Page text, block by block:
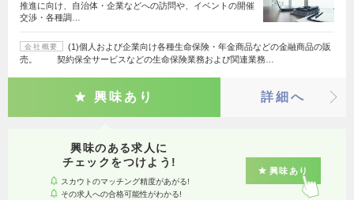
推進に向け、自治体・企業などへの訪問や、イベントの開催
交渉・各種調…
会社概要
(1)個人および企業向け各種生命保険・年金商品などの金融商品の販
売。 契約保全サービスなどの生命保険業務および関連業務…
興味あり 詳細へ
興味のある求人に
チェックをつけよう!
スカウトのマッチング精度があがる!
その求人への合格可能性がわかる!
興味あり